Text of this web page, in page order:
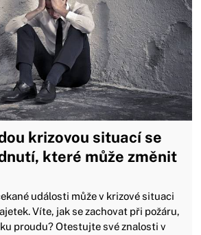
krizovou situací se
které může změnit
události může v krizové situaci
Víte, jak se zachovat při požáru,
proudu? Otestujte své znalosti v